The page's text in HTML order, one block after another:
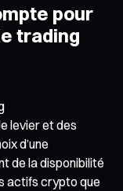
pour
trading
levier et des
d’une
de la disponibilité
actifs crypto que